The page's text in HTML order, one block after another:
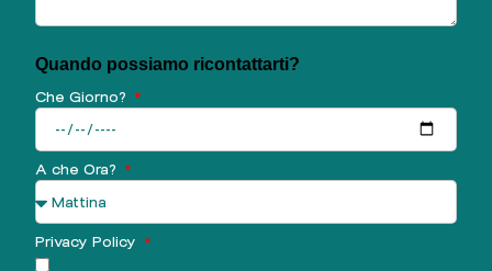
Quando possiamo ricontattarti?
Che Giorno?
A che Ora?
Privacy Policy